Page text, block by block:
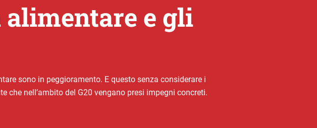
e gli
sono in peggioramento. E questo senza considerare i
nell’ambito del G20 vengano presi impegni concreti.